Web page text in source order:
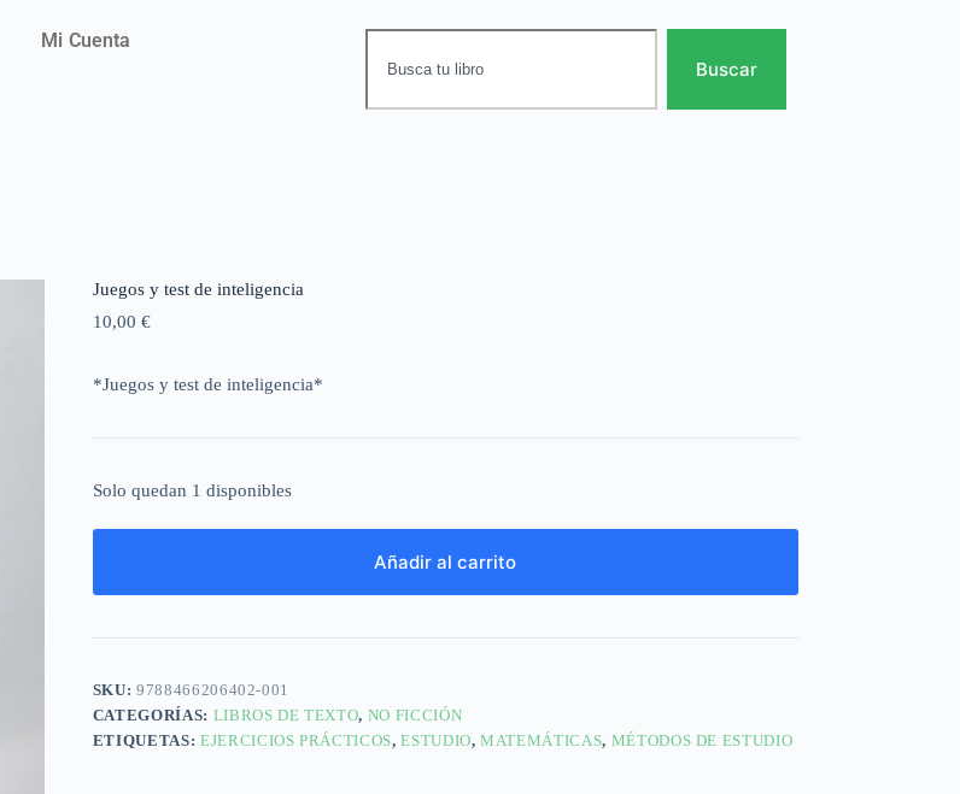
Mi Cuenta
Buscar
Juegos y test de inteligencia
10,00 €
*Juegos y test de inteligencia*
Solo quedan 1 disponibles
Añadir al carrito
SKU:9788466206402-001
CATEGORÍAS: LIBROS DE TEXTO, NO FICCIÓN
ETIQUETAS: EJERCICIOS PRÁCTICOS,ESTUDIO,MATEMÁTICAS, MÉTODOS DE ESTUDIO